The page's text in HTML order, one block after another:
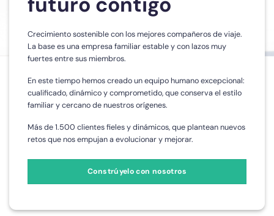
Crecimiento sostenible con los mejores compañeros de viaje.
La base es una empresa familiar estable y con lazos muy
fuertes entre sus miembros.
En este tiempo hemos creado un equipo humano excepcional:
cualificado, dinámico y comprometido, que conserva el estilo
familiar y cercano de nuestros orígenes.
Más de 1.500 clientes fieles y dinámicos, que plantean nuevos
retos que nos empujan a evolucionar y mejorar.
Constrúyelo con nosotros